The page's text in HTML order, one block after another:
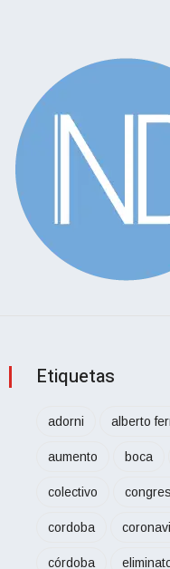
Etiquetas
adorni alberto
aumento boca
colectivo
cordoba
córdoba